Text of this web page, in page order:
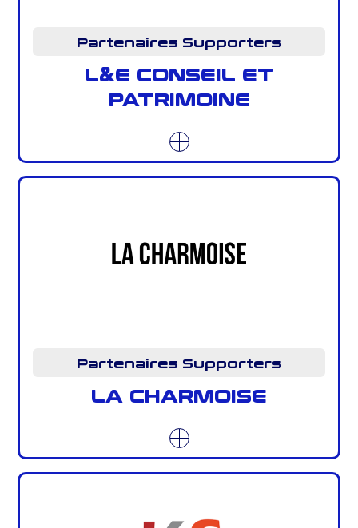
Partenaires Supporters
L&E CONSEIL ET
PATRIMOINE
Partenaires Supporters
LA CHARMOISE